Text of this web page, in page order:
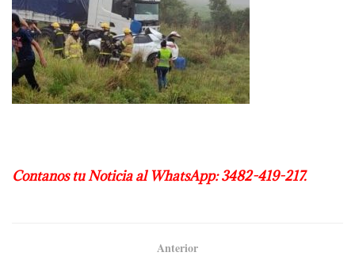
Contanos tu Noticia al WhatsApp: 3482-419-217.
Anterior